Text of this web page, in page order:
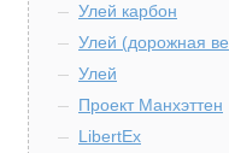
Улей карбон
Улей (дорожная
Улей
Проект Манхэттен
LibertEx